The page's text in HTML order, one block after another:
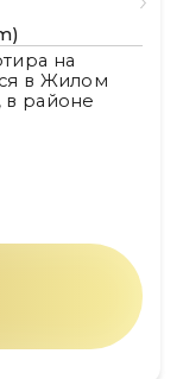
на
в Жилом
в районе